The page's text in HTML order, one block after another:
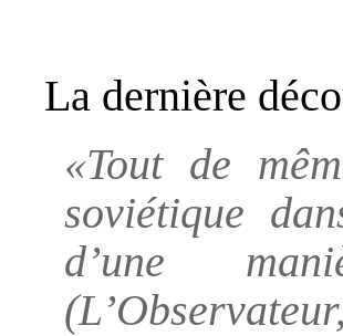
La dernière
«Tout de
soviétique
d’une
(L’Observateur